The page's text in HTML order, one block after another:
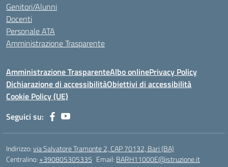
Genitori/Alunni
Docenti
Personale ATA
Amministrazione Trasparente
Amministrazione TrasparenteAlbo onlinePrivacy Policy
Dichiarazione di accessibilitàObiettivi di accessibilità
Cookie Policy (UE)
Seguici su:
Indirizzo:via Salvatore Tramonte 2, CAP 70132, Bari (BA)
Centralino:+390805305335 Email: BARH11000E@istruzione.it